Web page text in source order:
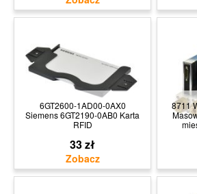
6GT2600-1AD00-0AX0
Siemens 6GT2190-0AB0 Karta
RFID
33 zł
8711